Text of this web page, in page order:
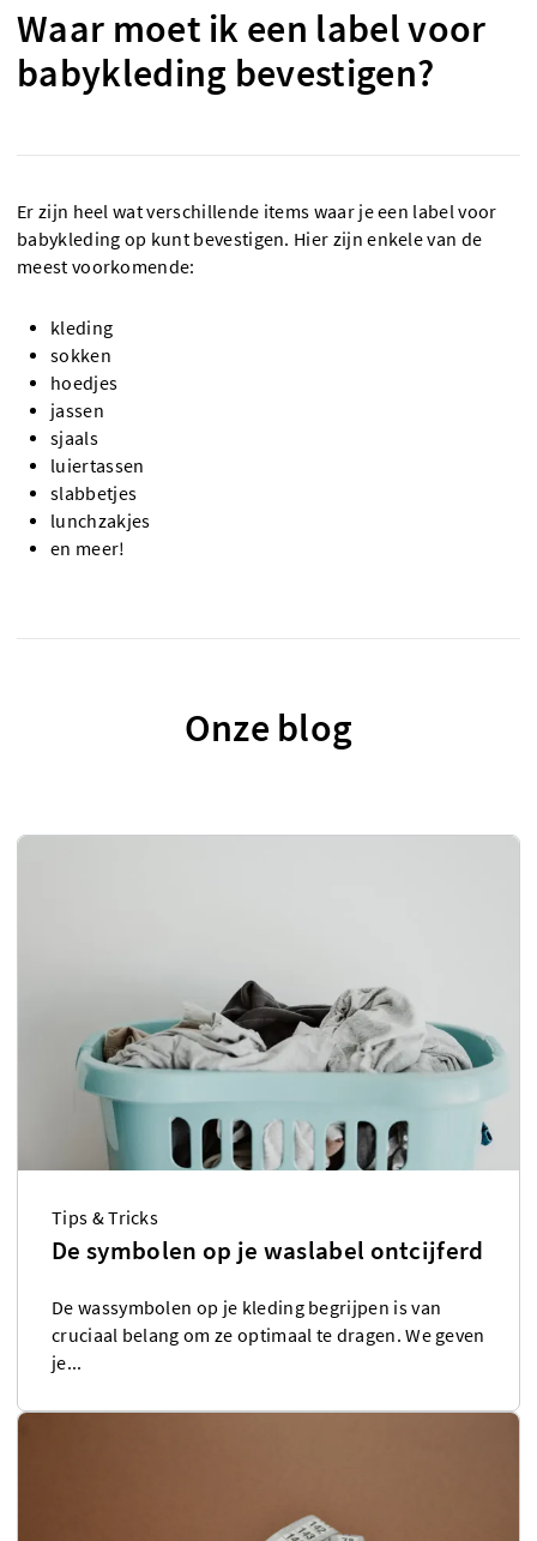
Waar moet ik een label voor
babykleding bevestigen?
Er zijn heel wat verschillende items waar je een label voor
babykleding op kunt bevestigen. Hier zijn enkele van de
meest voorkomende:
kleding
sokken
hoedjes
jassen
sjaals
luiertassen
slabbetjes
lunchzakjes
en meer!
Onze blog
Tips & Tricks
De symbolen op je waslabel ontcijferd
De wassymbolen op je kleding begrijpen is van
cruciaal belang om ze optimaal te dragen. We geven
je...